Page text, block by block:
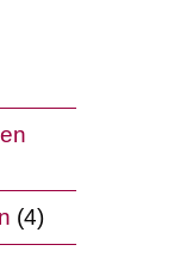
(4)